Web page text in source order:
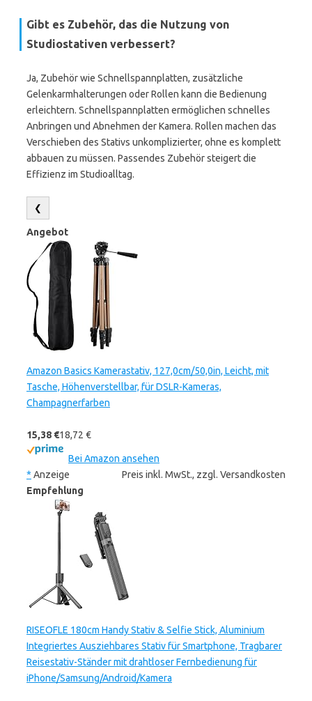
Gibt es Zubehör, das die Nutzung von
Studiostativen verbessert?
Ja, Zubehör wie Schnellspannplatten, zusätzliche
Gelenkarmhalterungen oder Rollen kann die Bedienung
erleichtern. Schnellspannplatten ermöglichen schnelles
Anbringen und Abnehmen der Kamera. Rollen machen das
Verschieben des Stativs unkomplizierter, ohne es komplett
abbauen zu müssen. Passendes Zubehör steigert die
Effizienz im Studioalltag.
❮
Angebot
Amazon Basics Kamerastativ, 127,0cm/50,0in, Leicht, mit
Tasche, Höhenverstellbar, für DSLR-Kameras,
Champagnerfarben
15,38 €18,72 €
Bei Amazon ansehen
* Anzeige
Preis inkl. MwSt., zzgl. Versandkosten
Empfehlung
RISEOFLE 180cm Handy Stativ & Selfie Stick, Aluminium
Integriertes Ausziehbares Stativ für Smartphone, Tragbarer
Reisestativ-Ständer mit drahtloser Fernbedienung für
iPhone/Samsung/Android/Kamera